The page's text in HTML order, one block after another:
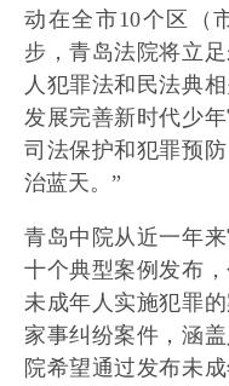
动在全市10个区（
步，青岛法院将立
人犯罪法和民法典
发展完善新时代少
司法保护和犯罪预
治蓝天。”
青岛中院从近一年
十个典型案例发布
未成年人实施犯罪
家事纠纷案件，涵
院希望通过发布未